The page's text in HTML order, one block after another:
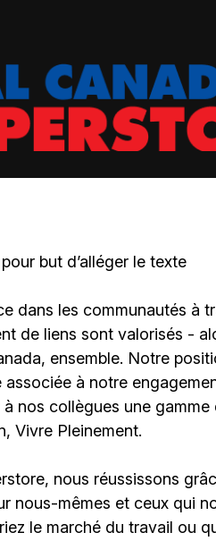
but d’alléger le texte
dans les communautés à
de liens sont valorisés -
ensemble. Notre
associée à notre
nos collègues une
Vivre Pleinement.
nous réussissons
nous-mêmes et ceux qui
le marché du travail ou